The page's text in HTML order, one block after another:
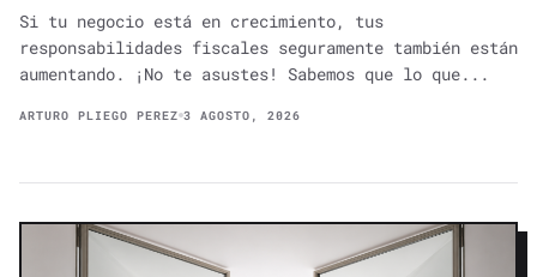
Si tu negocio está en crecimiento, tus
responsabilidades fiscales seguramente también están
aumentando. ¡No te asustes! Sabemos que lo que...
ARTURO PLIEGO PEREZ 3 AGOSTO, 2026